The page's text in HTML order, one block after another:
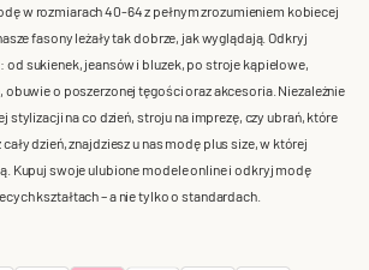
w rozmiarach 40-64 z pełnym zrozumieniem kobiecej
fasony leżały tak dobrze, jak wyglądają. Odkryj
sukienek, jeansów i bluzek, po stroje kąpielowe,
o poszerzonej tęgości oraz akcesoria. Niezależnie
stylizacji na co dzień, stroju na imprezę, czy ubrań, które
dzień, znajdziesz u nas modę plus size, w której
Kupuj swoje ulubione modele online i odkryj modę
kształtach – a nie tylko o standardach.